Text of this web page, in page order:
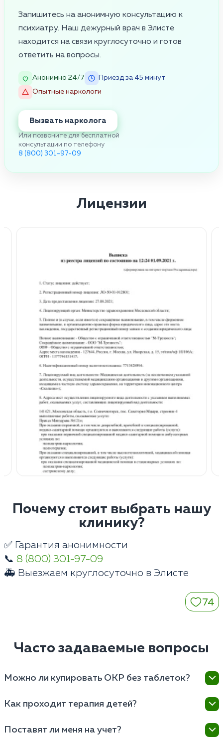
Запишитесь на анонимную консультацию к
психиатру. Наш дежурный врач в Элисте
находится на связи круглосуточно и готов
ответить на вопросы.
Анонимно 24/7
Приезд за 45 минут
Опытные наркологи
Вызвать нарколога
Или позвоните для бесплатной
консультации по телефону
8 (800) 301-97-09
Лицензии
Почему стоит выбрать нашу
клинику?
✅ Гарантия анонимности
📞 8 (800) 301-97-09
🚑 Выезжаем круглосуточно в Элисте
74
Часто задаваемые вопросы
Можно ли купировать ОКР без таблеток?
нейромедиаторного обмена мозга изолированная
уровень базовой тревоги, позволяя мозгу
Как проходит терапия детей?
мягкие игровые методы. Назначаются щадящие
Поставят ли меня на учет?